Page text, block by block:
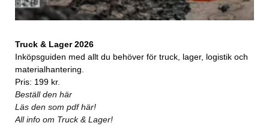
Truck & Lager 2026
Inköpsguiden med allt du behöver för truck, lager, logistik och
materialhantering.
Pris: 199 kr.
Beställ den här
Läs den som pdf här!
All info om Truck & Lager!